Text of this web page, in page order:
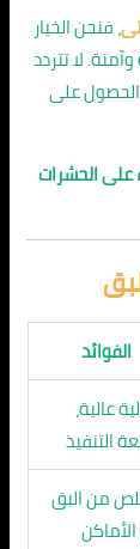
، فنحن الخيار
لا تتردد
على
على الحشرات
الفوائد
عالية،
التنفيذ
من البق